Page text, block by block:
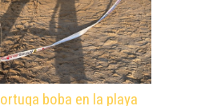
boba en la playa